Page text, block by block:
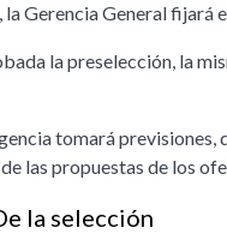
la Gerencia General fijará
la preselección, la
tomará previsiones,
las propuestas de los
la selección